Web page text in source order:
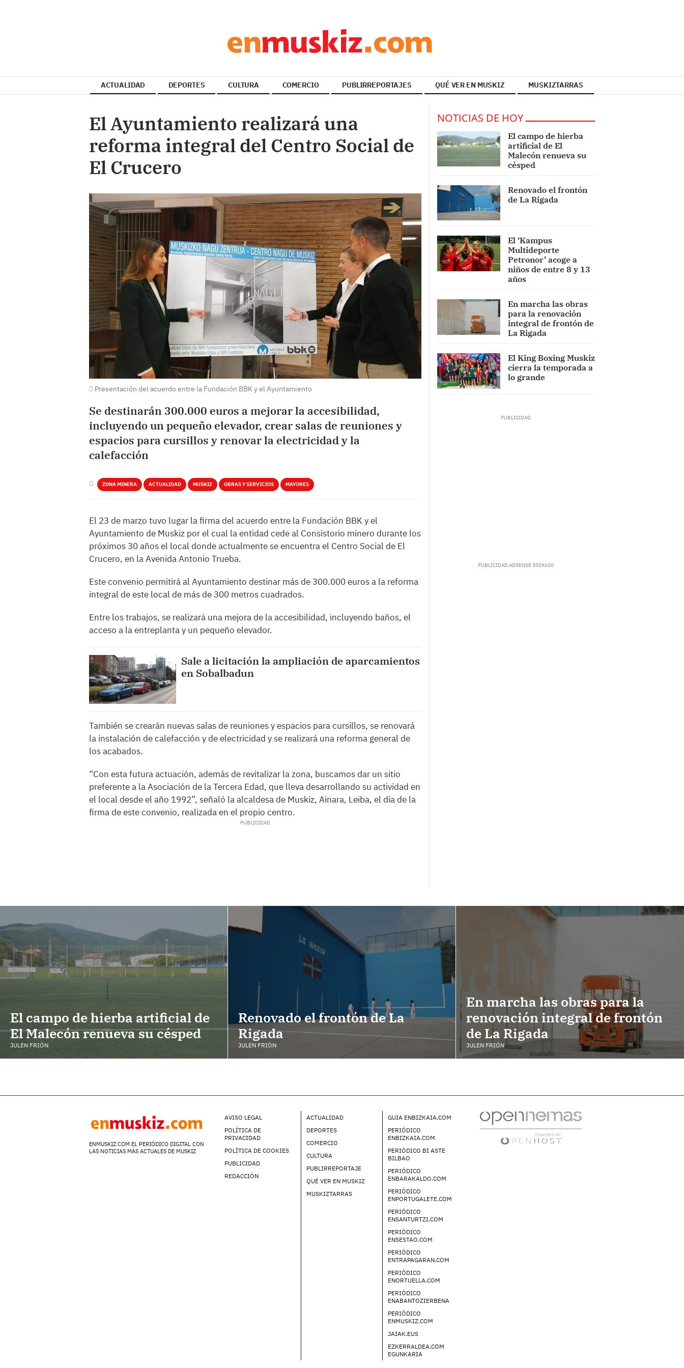
ACTUALIDAD DEPORTES CULTURA COMERCIO PUBLIRREPORTAJES QUÉ VER EN MUSKIZ MUSKIZTARRAS
El Ayuntamiento realizará una
reforma integral del Centro Social de
El Crucero
Presentación del acuerdo entre la Fundación BBK y el Ayuntamiento
Se destinarán 300.000 euros a mejorar la accesibilidad,
incluyendo un pequeño elevador, crear salas de reuniones y
espacios para cursillos y renovar la electricidad y la
calefacción
ZONA MINERA ACTUALIDAD MUSKIZ OBRAS Y SERVICIOS MAYORES
El 23 de marzo tuvo lugar la firma del acuerdo entre la Fundación BBK y el
Ayuntamiento de Muskiz por el cual la entidad cede al Consistorio minero durante los
próximos 30 años el local donde actualmente se encuentra el Centro Social de El
Crucero, en la Avenida Antonio Trueba.
Este convenio permitirá al Ayuntamiento destinar más de 300.000 euros a la reforma
integral de este local de más de 300 metros cuadrados.
Entre los trabajos, se realizará una mejora de la accesibilidad, incluyendo baños, el
acceso a la entreplanta y un pequeño elevador.
Sale a licitación la ampliación de aparcamientos
en Sobalbadun
También se crearán nuevas salas de reuniones y espacios para cursillos, se renovará
la instalación de calefacción y de electricidad y se realizará una reforma general de
los acabados.
“Con esta futura actuación, además de revitalizar la zona, buscamos dar un sitio
preferente a la Asociación de la Tercera Edad, que lleva desarrollando su actividad en
el local desde el año 1992”, señaló la alcaldesa de Muskiz, Ainara, Leiba, el día de la
firma de este convenio, realizada en el propio centro.
NOTICIAS DE HOY
El campo de hierba
artificial de El
Malecón renueva su
césped
Renovado el frontón
de La Rigada
El ‘Kampus
Multideporte
Petronor’ acoge a
niños de entre 8 y 13
años
En marcha las obras
para la renovación
integral de frontón de
La Rigada
El King Boxing Muskiz
cierra la temporada a
lo grande
El campo de hierba artificial de
El Malecón renueva su césped
JULEN FRIÓN
Renovado el frontón de La
Rigada
JULEN FRIÓN
En marcha las obras para la
renovación integral de frontón
de La Rigada
JULEN FRIÓN
ENMUSKIZ.COM EL PERIÓDICO DIGITAL CON
LAS NOTICIAS MÁS ACTUALES DE MUSKIZ
AVISO LEGAL
POLÍTICA DE
PRIVACIDAD
POLÍTICA DE COOKIES
PUBLICIDAD
REDACCIÓN
ACTUALIDAD
DEPORTES
COMERCIO
CULTURA
PUBLIRREPORTAJE
QUÉ VER EN MUSKIZ
MUSKIZTARRAS
GUIA ENBIZKAIA.COM
PERIÓDICO
ENBIZKAIA.COM
PERIÓDICO BI ASTE
BILBAO
PERIÓDICO
ENBARAKALDO.COM
PERIÓDICO
ENPORTUGALETE.COM
PERIÓDICO
ENSANTURTZI.COM
PERIÓDICO
ENSESTAO.COM
PERIÓDICO
ENTRAPAGARAN.COM
PERIÓDICO
ENORTUELLA.COM
PERIÓDICO
ENABANTOZIERBENA
PERIÓDICO
ENMUSKIZ.COM
JAIAK.EUS
EZKERRALDEA.COM
EGUNKARIA